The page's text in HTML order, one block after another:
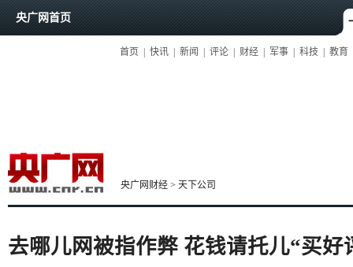
央广网首页
首页 快讯 新闻 评论 财经 军事 科技 教育
央广网财经 > 天下公司
去哪儿网被指作弊 花钱请托儿“买好